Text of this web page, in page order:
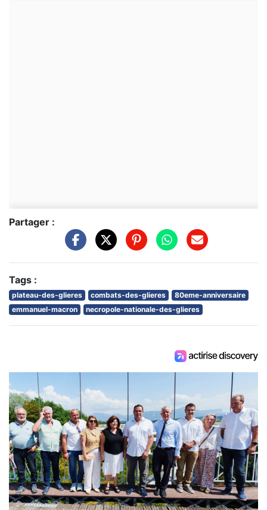
Partager :
Tags :
plateau-des-glieres combats-des-glieres
80eme-anniversaire
emmanuel-macron
necropole-nationale-des-glieres